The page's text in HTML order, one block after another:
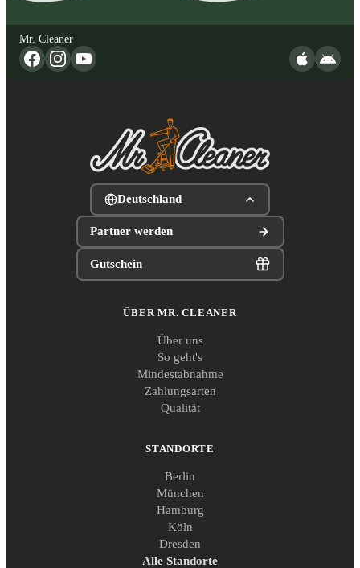
Mr. Cleaner
Deutschland
Partner werden
Gutschein
ÜBER MR. CLEANER
Über uns
So geht's
Mindestabnahme
Zahlungsarten
Qualität
STANDORTE
Berlin
München
Hamburg
Köln
Dresden
Alle Standorte